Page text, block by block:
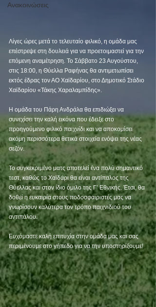
Ανακοινώσεις
Λίγες ώρες μετά το τελευταίο φιλικό, η ομάδα μας
επέστρεψε στη δουλειά για να προετοιμαστεί για την
επόμενη αναμέτρηση. Το Σάββατο 23 Αυγούστου,
στις 18:00, η Θύελλα Ραφήνας θα αντιμετωπίσει
εκτός έδρας τον ΑΟ Χαϊδαρίου, στο Δημοτικό Στάδιο
Χαϊδαρίου «Τάκης Χαραλαμπίδης».
Η ομάδα του Πάρη Ανδράλα θα επιδιώξει να
συνεχίσει την καλή εικόνα που έδειξε στο
προηγούμενο φιλικό παιχνίδι και να αποκομίσει
ακόμη περισσότερα θετικά στοιχεία ενόψει της νέας
σεζόν.
Το συγκεκριμένο ματς αποτελεί ένα πολύ σημαντικό
τεστ, καθώς το Χαϊδάρι θα είναι αντίπαλος της
Θύελλας και στον ίδιο όμιλο της Γ’ Εθνικής. Έτσι, θα
δοθεί η ευκαιρία στους ποδοσφαιριστές μας να
γνωρίσουν καλύτερα τον τρόπο παιχνιδιού του
αντιπάλου.
Ευχόμαστε καλή επιτυχία στην ομάδα μας και σας
περιμένουμε στο γήπεδο για να την υποστηρίξουμε!